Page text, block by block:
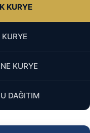
KURYE
KURYE
DAĞITIM